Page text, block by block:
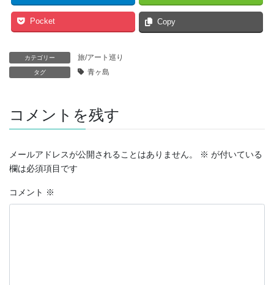
Pocket Copy
カテゴリー 旅/アート巡り
タグ 青ヶ島
コメントを残す
メールアドレスが公開されることはありません。 ※ が付いている
欄は必須項目です
コメント ※